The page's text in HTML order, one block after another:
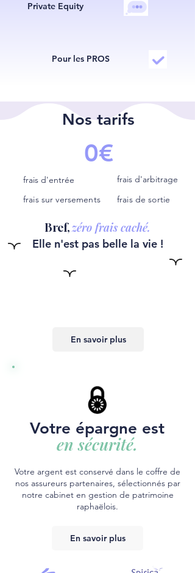
Private Equity
Pour les PROS
Nos tarifs
0€
frais d'entrée
frais sur versements
frais d'arbitrage
frais de sortie
Bref,zéro frais caché.
Elle n'est pas belle la vie !
En savoir plus
Votre épargne est
en sécurité.
Votre argent est conservé dans le coffre de
nos assureurs partenaires, sélectionnés par
notre cabinet en gestion de patrimoine
raphaëlois.
En savoir plus